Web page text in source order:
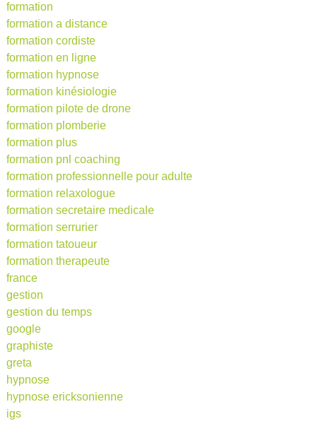
formation
formation a distance
formation cordiste
formation en ligne
formation hypnose
formation kinésiologie
formation pilote de drone
formation plomberie
formation plus
formation pnl coaching
formation professionnelle pour adulte
formation relaxologue
formation secretaire medicale
formation serrurier
formation tatoueur
formation therapeute
france
gestion
gestion du temps
google
graphiste
greta
hypnose
hypnose ericksonienne
igs